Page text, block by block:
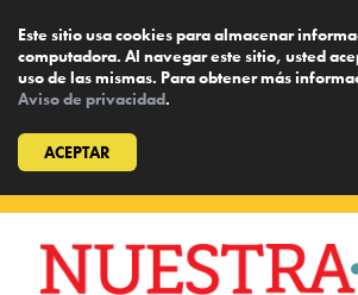
Este sitio usa cookies para almacenar
computadora. Al navegar este sitio, usted
uso de las mismas. Para obtener más
Aviso de privacidad.
ACEPTAR
content